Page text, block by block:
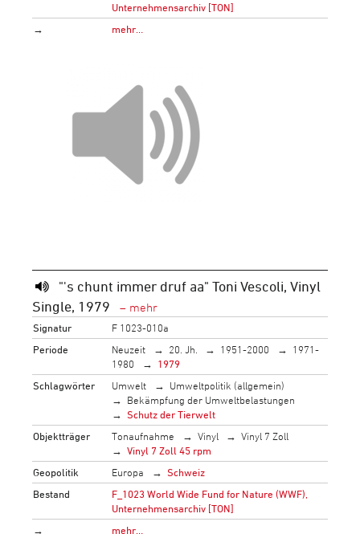
Unternehmensarchiv [TON]
→
mehr…
"'s chunt immer druf aa" Toni Vescoli, Vinyl
Single, 1979
Signatur
F 1023-010a
Periode
Neuzeit 20. Jh. 1951-2000
1971-
1980
1979
Schlagwörter
Umwelt
Umweltpolitik (allgemein)
Bekämpfung der Umweltbelastungen
Schutz der Tierwelt
Objektträger
Tonaufnahme Vinyl
Vinyl 7 Zoll
Vinyl 7 Zoll 45 rpm
Geopolitik
Europa
Schweiz
Bestand
F_1023 World Wide Fund for Nature (WWF),
Unternehmensarchiv [TON]
→
mehr…